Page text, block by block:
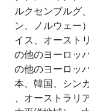
ルクセンブルグ
ン、ノルウェー
イス、オースト
の他のヨーロッ
の他のヨーロッ
本、韓国、シン
、オーストラリ